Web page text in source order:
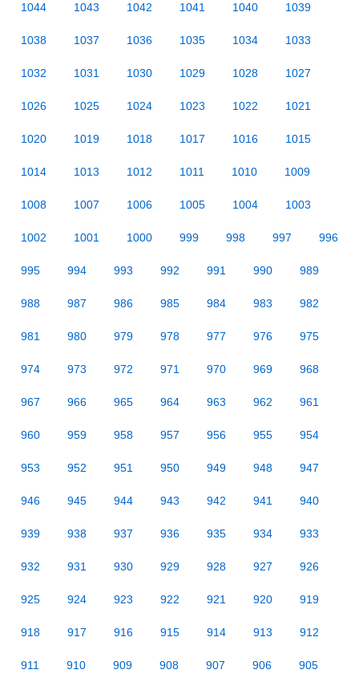
1044 1043 1042 1041 1040 1039
1038 1037 1036 1035 1034 1033
1032 1031 1030 1029 1028 1027
1026 1025 1024 1023 1022 1021
1020 1019 1018 1017 1016 1015
1014 1013 1012 1011 1010 1009
1008 1007 1006 1005 1004 1003
1002 1001 1000 999 998 997 996
995 994 993 992 991 990 989
988 987 986 985 984 983 982
981 980 979 978 977 976 975
974 973 972 971 970 969 968
967 966 965 964 963 962 961
960 959 958 957 956 955 954
953 952 951 950 949 948 947
946 945 944 943 942 941 940
939 938 937 936 935 934 933
932 931 930 929 928 927 926
925 924 923 922 921 920 919
918 917 916 915 914 913 912
911 910 909 908 907 906 905